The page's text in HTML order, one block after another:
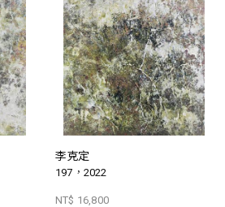
李克定
197，2022
NT$ 16,800